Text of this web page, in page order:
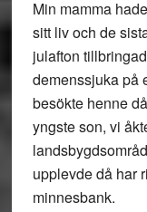
Min mamma
sitt liv och de
julafton
demenssjuka på
besökte henne
yngste son, vi
upplevde då har
minnesbank.